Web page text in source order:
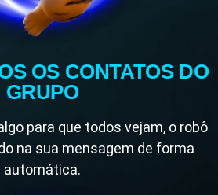
OS CONTATOS DO
GRUPO
para que todos vejam, o robô
na sua mensagem de forma
automática.